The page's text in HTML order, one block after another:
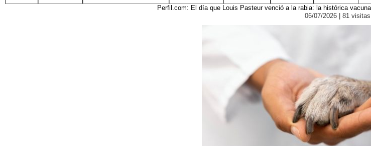
Perfil.com: El día que Louis Pasteur venció a la rabia: la histórica
06/07/2026
| 81 visitas